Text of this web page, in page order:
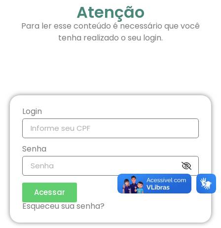
Atenção
Para ler esse conteúdo é necessário que você
tenha realizado o seu login.
Login
Senha
Acessar
Esqueceu sua senha?